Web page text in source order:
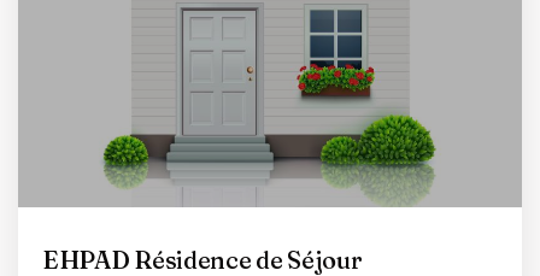
EHPAD Résidence de Séjour